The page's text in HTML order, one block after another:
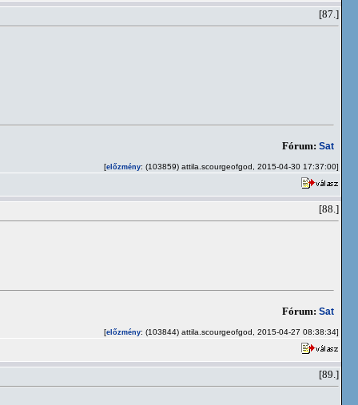
[87.]
Fórum: Sat
[előzmény: (103859) attila.scourgeofgod, 2015-04-30 17:37:00]
[88.]
Fórum: Sat
[előzmény: (103844) attila.scourgeofgod, 2015-04-27 08:38:34]
[89.]